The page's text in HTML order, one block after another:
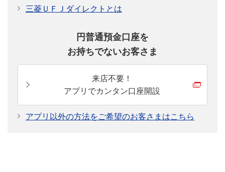
三菱ＵＦＪダイレクトとは
円普通預金口座を
お持ちでないお客さま
来店不要！
アプリでカンタン口座開設
アプリ以外の方法をご希望のお客さまはこちら